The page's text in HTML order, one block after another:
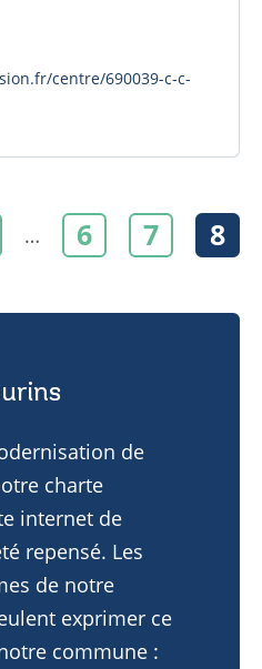
centre/690039-c-c-
… 6 7 8
de
charte
internet de
repensé. Les
de notre
exprimer ce
commune :